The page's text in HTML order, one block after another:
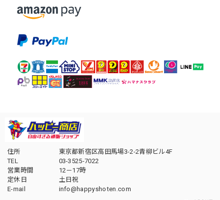
住所
東京都新宿区高田馬場3-2-2青柳ビル4F
TEL
03-3525-7022
営業時間
12－17時
定休日
土日祝
E-mail
info@happyshoten.com